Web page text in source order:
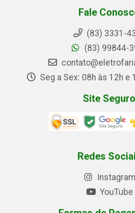
Fale
(83) 3331-
(83) 99844-
Seg a Sex: 08h às 12h e
Site Seguro
Redes
Instagram
YouTube